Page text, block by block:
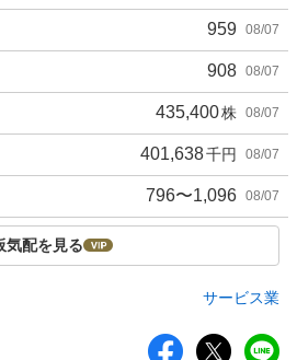
959 08/07
908 08/07
435,400株 08/07
401,638千円 08/07
796〜1,096 08/07
気配を見る
サービス業